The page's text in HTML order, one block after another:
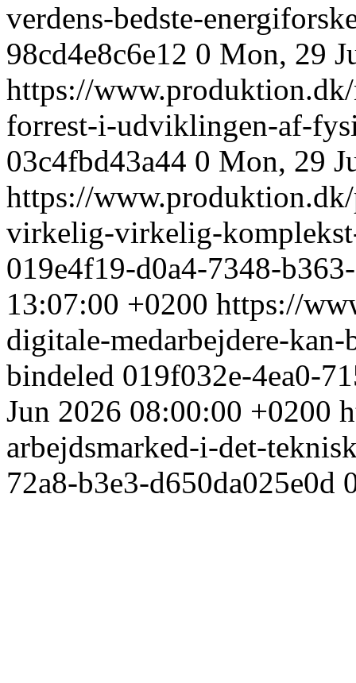
verdens-bedste-
98cd4e8c6e12 0 Mon, 29
https://
forrest-i-udviklingen-af-
03c4fbd43a44 0 Mon, 29
https://
virkelig-virkelig-
019e4f19-d0a4-7348-
13:07:00 +0200 https://
digitale-medarbejdere-
bindeled 019f032e-4ea0-
Jun 2026 08:00:00 +0200
arbejdsmarked-i-det-
72a8-b3e3-d650da025e0d